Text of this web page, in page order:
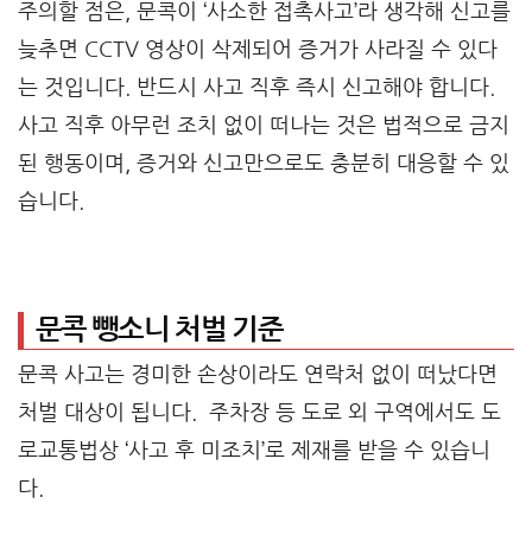
주의할 점은, 문콕이 ‘사소한 접촉사고’라 생각해 신고를
늦추면 CCTV 영상이 삭제되어 증거가 사라질 수 있다
는 것입니다. 반드시 사고 직후 즉시 신고해야 합니다.
사고 직후 아무런 조치 없이 떠나는 것은 법적으로 금지
된 행동이며, 증거와 신고만으로도 충분히 대응할 수 있
습니다.
문콕 뺑소니 처벌 기준
문콕 사고는 경미한 손상이라도 연락처 없이 떠났다면
처벌 대상이 됩니다. 주차장 등 도로 외 구역에서도 도
로교통법상 ‘사고 후 미조치’로 제재를 받을 수 있습니
다.